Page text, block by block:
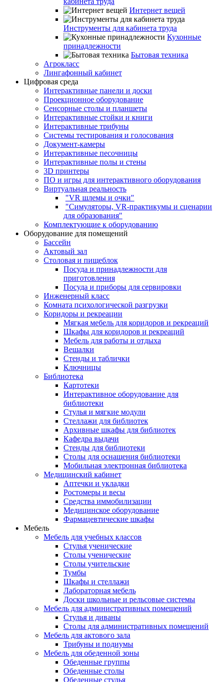
Интернет вещей
Инструменты для кабинета труда
Кухонные
принадлежности
Бытовая техника
Агрокласс
Лингафонный кабинет
Цифровая среда
Интерактивные панели и доски
Проекционное оборудование
Сенсорные столы и планшеты
Интерактивные стойки и книги
Интерактивные трибуны
Системы тестирования и голосования
Документ-камеры
Интерактивные песочницы
Интерактивные полы и стены
3D принтеры
ПО и игры для интерактивного оборудования
Виртуальная реальность
"VR шлемы и очки"
"Симуляторы, VR-практикумы и сценарии
для образования"
Комплектующие к оборудованию
Оборудование для помещений
Бассейн
Актовый зал
Столовая и пищеблок
Посуда и принадлежности для
приготовления
Посуда и приборы для сервировки
Инженерный класс
Комната психологической разгрузки
Коридоры и рекреации
Мягкая мебель для коридоров и рекреаций
Шкафы для коридоров и рекреаций
Мебель для работы и отдыха
Вешалки
Стенды и таблички
Ключницы
Библиотека
Картотеки
Интерактивное оборудование для
библиотеки
Стулья и мягкие модули
Стеллажи для библиотек
Архивные шкафы для библиотек
Кафедра выдачи
Стенды для библиотеки
Столы для оснащения библиотеки
Мобильная электронная библиотека
Медицинский кабинет
Аптечки и укладки
Ростомеры и весы
Средства иммобилизации
Медицинское оборудование
Фармацевтические шкафы
Мебель
Мебель для учебных классов
Стулья ученические
Столы ученические
Столы учительские
Тумбы
Шкафы и стеллажи
Лабораторная мебель
Доски школьные и рельсовые системы
Мебель для административных помещений
Стулья и диваны
Столы для административных помещений
Мебель для актового зала
Трибуны и подиумы
Мебель для обеденной зоны
Обеденные группы
Обеденные столы
Обеденные стулья